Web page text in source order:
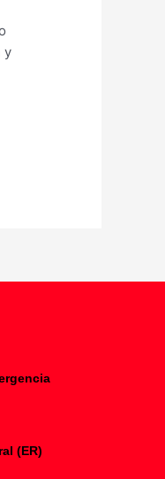
y
(ER)